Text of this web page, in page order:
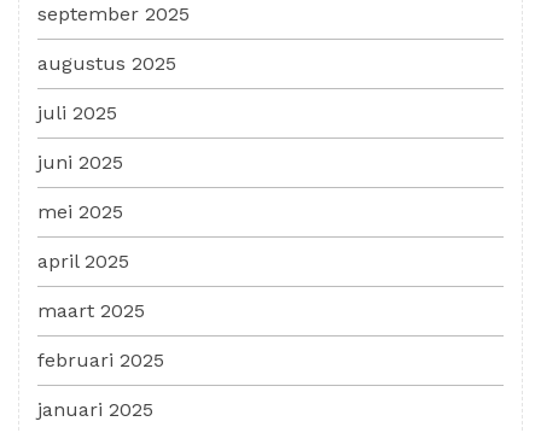
september 2025
augustus 2025
juli 2025
juni 2025
mei 2025
april 2025
maart 2025
februari 2025
januari 2025